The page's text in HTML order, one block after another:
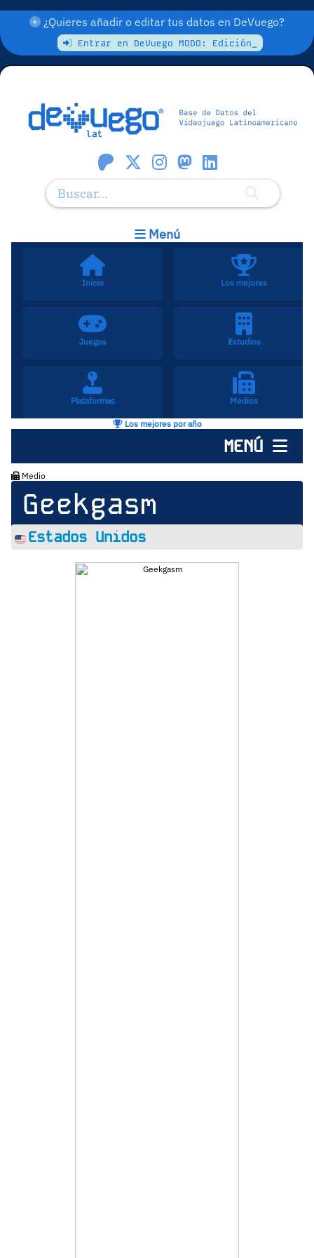
¿Quieres añadir o editar tus datos en DeVuego?
Entrar en DeVuego MODO: Edición_
Menú
Inicio Los mejores
Juegos Estudios
Plataformas Medios
Los mejores por año
MENÚ
Medio
Geekgasm
Estados Unidos